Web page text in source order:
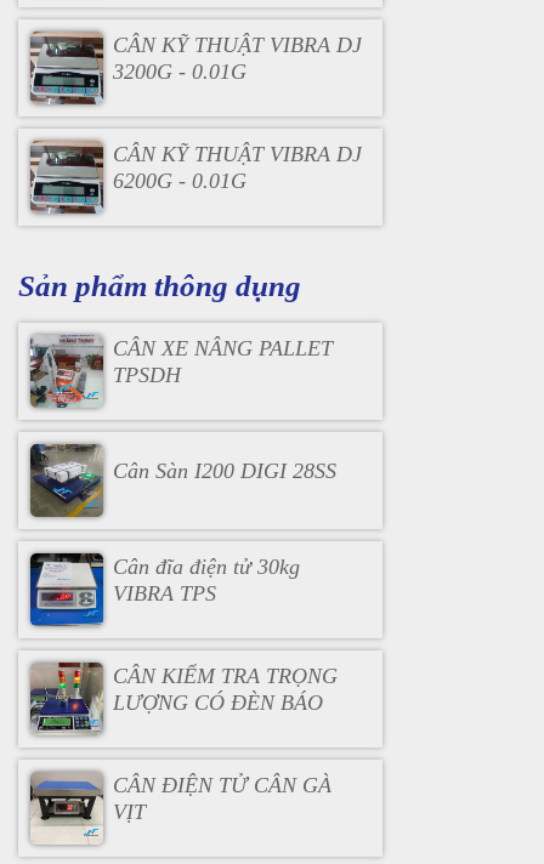
CÂN KỸ THUẬT VIBRA DJ
3200G - 0.01G
CÂN KỸ THUẬT VIBRA DJ
6200G - 0.01G
Sản phẩm thông dụng
CÂN XE NÂNG PALLET
TPSDH
Cân Sàn I200 DIGI 28SS
Cân đĩa điện tử 30kg
VIBRA TPS
CÂN KIỂM TRA TRỌNG
LƯỢNG CÓ ĐÈN BÁO
CÂN ĐIỆN TỬ CÂN GÀ
VỊT